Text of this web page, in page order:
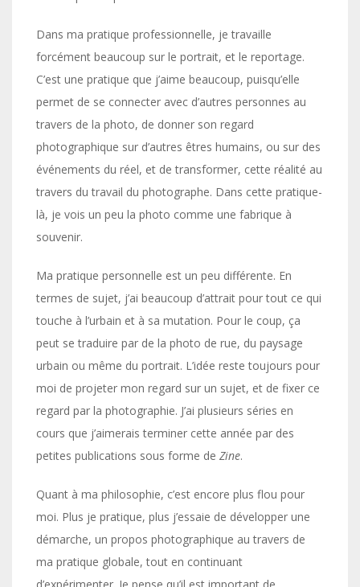
Dans ma pratique professionnelle, je travaille
forcément beaucoup sur le portrait, et le reportage.
C’est une pratique que j’aime beaucoup, puisqu’elle
permet de se connecter avec d’autres personnes au
travers de la photo, de donner son regard
photographique sur d’autres êtres humains, ou sur des
événements du réel, et de transformer, cette réalité au
travers du travail du photographe. Dans cette pratique-
là, je vois un peu la photo comme une fabrique à
souvenir.
Ma pratique personnelle est un peu différente. En
termes de sujet, j’ai beaucoup d’attrait pour tout ce qui
touche à l’urbain et à sa mutation. Pour le coup, ça
peut se traduire par de la photo de rue, du paysage
urbain ou même du portrait. L’idée reste toujours pour
moi de projeter mon regard sur un sujet, et de fixer ce
regard par la photographie. J’ai plusieurs séries en
cours que j’aimerais terminer cette année par des
petites publications sous forme de Zine.
Quant à ma philosophie, c’est encore plus flou pour
moi. Plus je pratique, plus j’essaie de développer une
démarche, un propos photographique au travers de
ma pratique globale, tout en continuant
d’expérimenter. Je pense qu’il est important de